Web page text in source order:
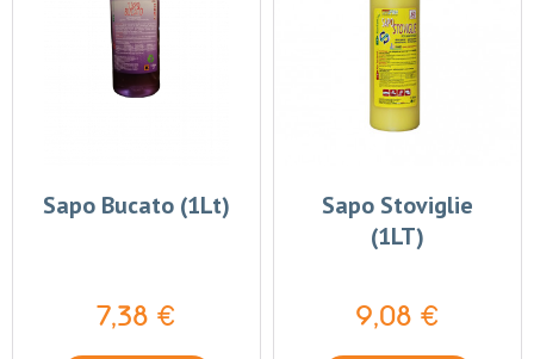
Sapo Bucato (1Lt)
7,38 €
Sapo Stoviglie
(1LT)
9,08 €